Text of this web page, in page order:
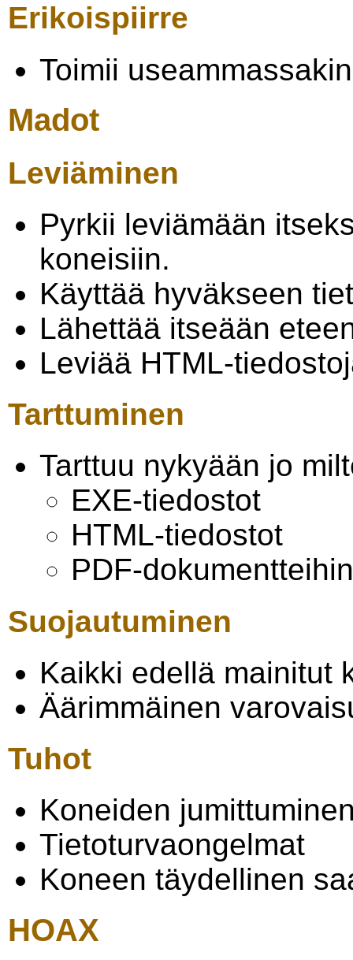
Erikoispiirre
Toimii
Madot
Leviäminen
Pyrkii leviämään
koneisiin.
Käyttää hyväkseen
Lähettää itseään
Leviää HTML-
Tarttuminen
Tarttuu nykyään jo
EXE-tiedostot
HTML-tiedostot
PDF-dokumentteihin
Suojautuminen
Kaikki edellä mainitut
Äärimmäinen
Tuhot
Koneiden
Tietoturvaongelmat
Koneen täydellinen
HOAX